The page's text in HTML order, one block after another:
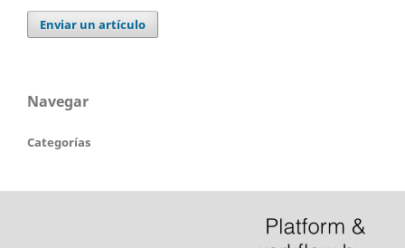
Enviar un artículo
Navegar
Categorías